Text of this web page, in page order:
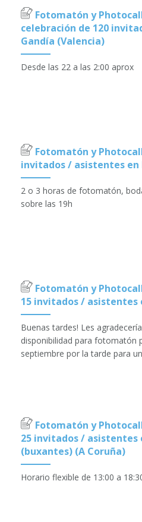
Fotomatón y
celebración de 120
Gandía (Valencia)
Desde las 22 a las 2:00 aprox
Fotomatón y
invitados / asistentes en
2 o 3 horas de fotomatón,
sobre las 19h
Fotomatón y
15 invitados / asistentes
Buenas tardes! Les
disponibilidad para fotomatón
septiembre por la tarde para
Fotomatón y
25 invitados / asistentes
(buxantes) (A Coruña)
Horario flexible de 13:00 a